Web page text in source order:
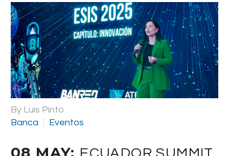
By Luis Pinto
Banca
Eventos